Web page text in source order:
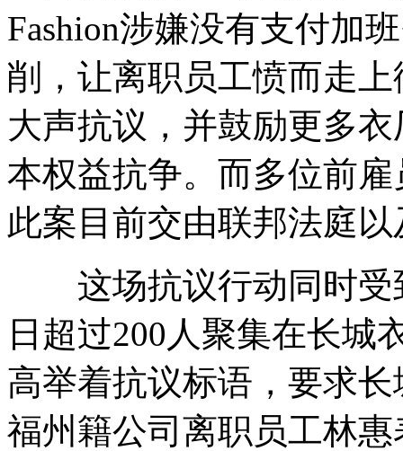
Fashion涉嫌没有支付加
削，让离职员工愤而走
大声抗议，并鼓励更多
本权益抗争。而多位前
此案目前交由联邦法庭
这场抗议行动同时受
日超过200人聚集在长城
高举着抗议标语，要求
福州籍公司离职员工林